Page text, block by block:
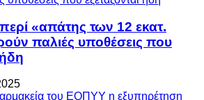
«απάτης των 12 εκατ.
παλιές υποθέσεις που
ήδη